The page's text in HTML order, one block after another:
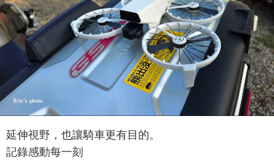
延伸視野，也讓騎車更有目的。
記錄感動每一刻